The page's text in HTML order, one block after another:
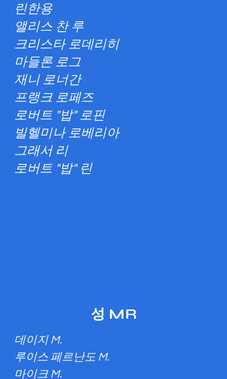
린한용
앨리스 찬 루
크리스타 로데리히
마들론 로그
재니 로너간
프랭크 로페즈
로버트 "밥" 로핀
빌헬미나 로베리아
그래서 리
로버트 "밥" 린
성 MR
데이지 M.
루이스 페르난도 M.
마이크 M.